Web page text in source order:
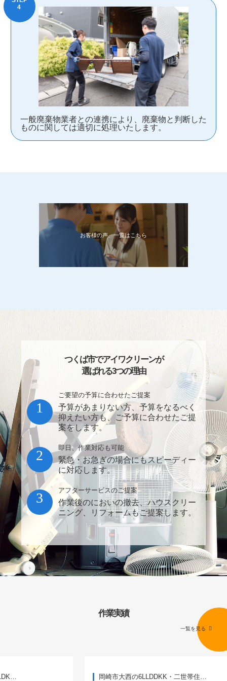
一般廃棄物業者との連携により、廃棄物と判断した
ものに関しては適切に処理いたします。
お客様の声、一覧はこちら
つくば市でアイワクリーンが
選ばれる3つの理由
ご要望の予算に合わせたご提案
予算があまりない方、予算をなるべく
抑えたい方も、ご予算に合わせたご提
案をします。
1
即日、作業対応も可能
緊急・お急ぎの場合にもスピーディー
に対応します。
2
アフターサービスのご提案
作業後のにおいの撤去、ハウスクリー
ニング、リフォームもご提案します。
3
作業実績
一覧を見る
岡崎市大西の6LLDDKK・二世帯住…